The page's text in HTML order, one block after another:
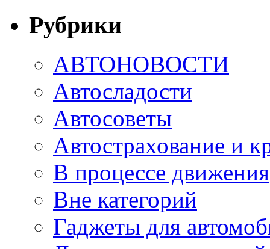
Рубрики
АВТОНОВОСТИ
Автосладости
Автосоветы
Автострахование и
В процессе движения
Вне категорий
Гаджеты для